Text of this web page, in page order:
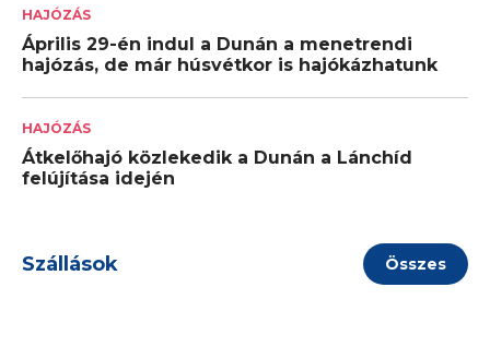
HAJÓZÁS
Április 29-én indul a Dunán a menetrendi
hajózás, de már húsvétkor is hajókázhatunk
HAJÓZÁS
Átkelőhajó közlekedik a Dunán a Lánchíd
felújítása idején
Szállások Összes